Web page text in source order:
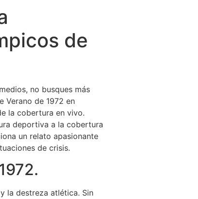
de
no busques más
Verano de 1972 en
la cobertura en vivo.
deportiva a la cobertura
un relato apasionante
de crisis.
la destreza atlética. Sin